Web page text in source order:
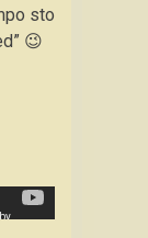
sto
😉